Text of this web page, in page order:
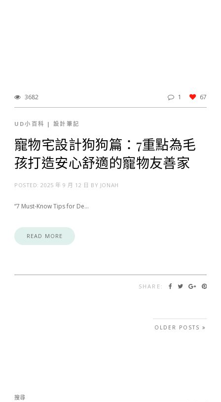
3682 1 67
UD小百科 | 設計筆記
寵物宅設計狗狗篇：7重點為毛
孩打造安心舒適的寵物友善家
POSTED:2025 年 9 月 12 日 BY JONAH
“7 Must-Know Tips for De…
READ MORE
SHARE:
OLDER POSTS
搜尋